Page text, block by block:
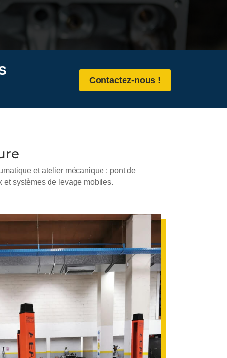
Contactez-nous !
et atelier mécanique : pont de
et systèmes de levage mobiles.